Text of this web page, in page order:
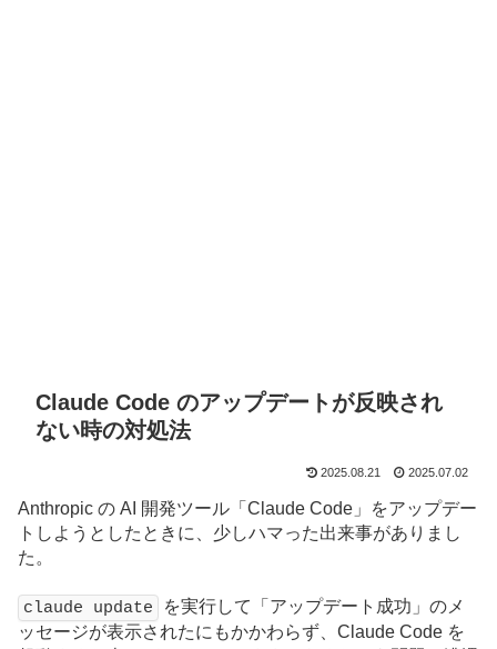
Claude Code のアップデートが反映され
ない時の対処法
2025.08.21 2025.07.02
Anthropic の AI 開発ツール「Claude Code」をアップデー
トしようとしたときに、少しハマった出来事がありまし
た。
claude update
を実行して「アップデート成功」のメ
ッセージが表示されたにもかかわらず、Claude Code を